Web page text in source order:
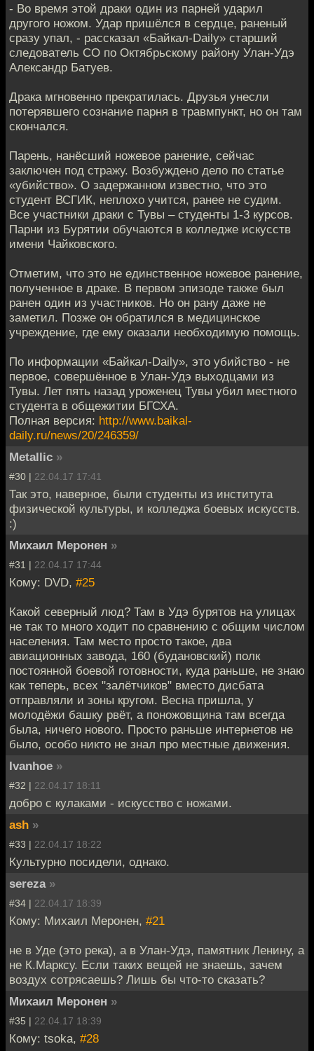
- Во время этой драки один из парней ударил
другого ножом. Удар пришёлся в сердце, раненый
сразу упал, - рассказал «Байкал-Daily» старший
следователь СО по Октябрьскому району Улан-Удэ
Александр Батуев.
Драка мгновенно прекратилась. Друзья унесли
потерявшего сознание парня в травмпункт, но он там
скончался.
Парень, нанёсший ножевое ранение, сейчас
заключен под стражу. Возбуждено дело по статье
«убийство». О задержанном известно, что это
студент ВСГИК, неплохо учится, ранее не судим.
Все участники драки с Тувы – студенты 1-3 курсов.
Парни из Бурятии обучаются в колледже искусств
имени Чайковского.
Отметим, что это не единственное ножевое ранение,
полученное в драке. В первом эпизоде также был
ранен один из участников. Но он рану даже не
заметил. Позже он обратился в медицинское
учреждение, где ему оказали необходимую помощь.
По информации «Байкал-Daily», это убийство - не
первое, совершённое в Улан-Удэ выходцами из
Тувы. Лет пять назад уроженец Тувы убил местного
студента в общежитии БГСХА.
Полная версия: http://www.baikal-
daily.ru/news/20/246359/
Metallic »
#30 | 22.04.17 17:41
Так это, наверное, были студенты из института
физической культуры, и колледжа боевых искусств.
:)
Михаил Меронен »
#31 | 22.04.17 17:44
Кому: DVD, #25
Какой северный люд? Там в Удэ бурятов на улицах
не так то много ходит по сравнению с общим числом
населения. Там место просто такое, два
авиационных завода, 160 (будановский) полк
постоянной боевой готовности, куда раньше, не знаю
как теперь, всех "залётчиков" вместо дисбата
отправляли и зоны кругом. Весна пришла, у
молодёжи башку рвёт, а поножовщина там всегда
была, ничего нового. Просто раньше интернетов не
было, особо никто не знал про местные движения.
Ivanhoe »
#32 | 22.04.17 18:11
добро с кулаками - искусство с ножами.
ash »
#33 | 22.04.17 18:22
Культурно посидели, однако.
sereza »
#34 | 22.04.17 18:39
Кому: Михаил Меронен, #21
не в Уде (это река), а в Улан-Удэ, памятник Ленину, а
не К.Марксу. Если таких вещей не знаешь, зачем
воздух сотрясаешь? Лишь бы что-то сказать?
Михаил Меронен »
#35 | 22.04.17 18:39
Кому: tsoka, #28